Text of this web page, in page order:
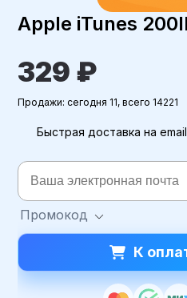
Apple iTunes
329 ₽
Продажи: сегодня 11, всего 14221
Быстрая доставка на email
Промокод
К